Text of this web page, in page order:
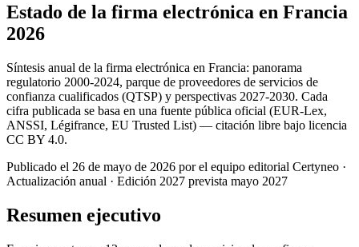
Estado de la firma electrónica en Francia
2026
Síntesis anual de la firma electrónica en Francia: panorama
regulatorio 2000-2024, parque de proveedores de servicios de
confianza cualificados (QTSP) y perspectivas 2027-2030. Cada
cifra publicada se basa en una fuente pública oficial (EUR-Lex,
ANSSI, Légifrance, EU Trusted List) — citación libre bajo licencia
CC BY 4.0.
Publicado el 26 de mayo de 2026 por el equipo editorial Certyneo ·
Actualización anual · Edición 2027 prevista mayo 2027
Resumen ejecutivo